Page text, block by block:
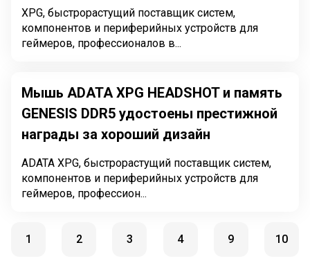
XPG, быстрорастущий поставщик систем,
компонентов и периферийных устройств для
геймеров, профессионалов в...
Мышь ADATA XPG HEADSHOT и память
GENESIS DDR5 удостоены престижной
награды за хороший дизайн
ADATA XPG, быстрорастущий поставщик систем,
компонентов и периферийных устройств для
геймеров, профессион...
1 2 3 4 9 10